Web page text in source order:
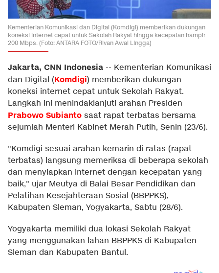
Kementerian Komunikasi dan Digital (Komdigi) memberikan dukungan
koneksi internet cepat untuk Sekolah Rakyat hingga kecepatan hampir
200 Mbps. (Foto: ANTARA FOTO/Rivan Awal Lingga)
Jakarta, CNN Indonesia -- Kementerian Komunikasi
dan Digital (Komdigi) memberikan dukungan
koneksi internet cepat untuk Sekolah Rakyat.
Langkah ini menindaklanjuti arahan Presiden
Prabowo Subianto saat rapat terbatas bersama
sejumlah Menteri Kabinet Merah Putih, Senin (23/6).
"Komdigi sesuai arahan kemarin di ratas (rapat
terbatas) langsung memeriksa di beberapa sekolah
dan menyiapkan internet dengan kecepatan yang
baik," ujar Meutya di Balai Besar Pendidikan dan
Pelatihan Kesejahteraan Sosial (BBPPKS),
Kabupaten Sleman, Yogyakarta, Sabtu (28/6).
Yogyakarta memiliki dua lokasi Sekolah Rakyat
yang menggunakan lahan BBPPKS di Kabupaten
Sleman dan Kabupaten Bantul.